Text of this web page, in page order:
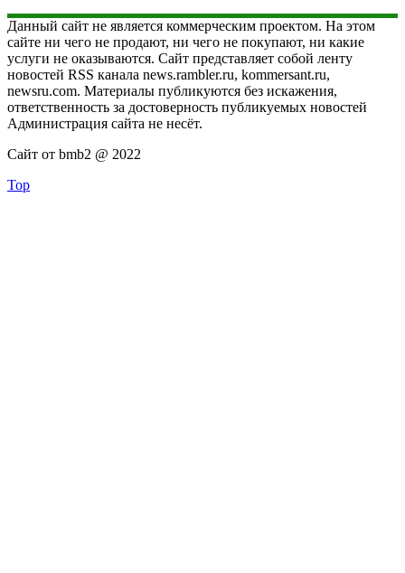
Данный сайт не является коммерческим проектом. На этом
сайте ни чего не продают, ни чего не покупают, ни какие
услуги не оказываются. Сайт представляет собой ленту
новостей RSS канала news.rambler.ru, kommersant.ru,
newsru.com. Материалы публикуются без искажения,
ответственность за достоверность публикуемых новостей
Администрация сайта не несёт.
Сайт от bmb2 @ 2022
Top